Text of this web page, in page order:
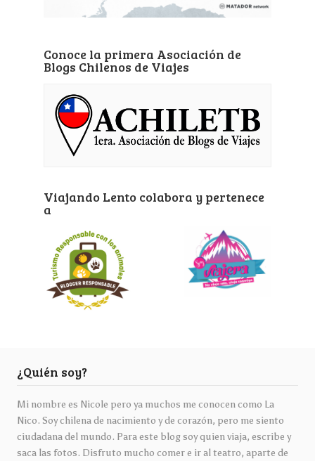
Conoce la primera Asociación de
Blogs Chilenos de Viajes
Viajando Lento colabora y pertenece
a
¿Quién soy?
Mi nombre es Nicole pero ya muchos me conocen como La
Nico. Soy chilena de nacimiento y de corazón, pero me siento
ciudadana del mundo. Para este blog soy quien viaja, escribe y
saca las fotos. Disfruto mucho comer e ir al teatro, aparte de